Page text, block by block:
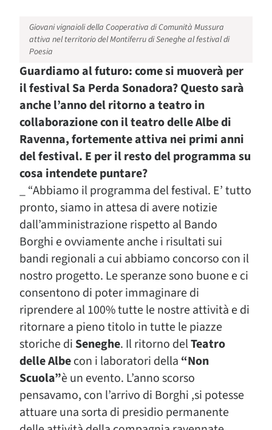
Giovani vignaioli della Cooperativa di Comunità Mussura
attiva nel territorio del Montiferru di Seneghe al festival di
Poesia
Guardiamo al futuro: come si muoverà per
il festival Sa Perda Sonadora? Questo sarà
anche l’anno del ritorno a teatro in
collaborazione con il teatro delle Albe di
Ravenna, fortemente attiva nei primi anni
del festival. E per il resto del programma su
cosa intendete puntare?
_ “Abbiamo il programma del festival. E’ tutto
pronto, siamo in attesa di avere notizie
dall’amministrazione rispetto al Bando
Borghi e ovviamente anche i risultati sui
bandi regionali a cui abbiamo concorso con il
nostro progetto. Le speranze sono buone e ci
consentono di poter immaginare di
riprendere al 100% tutte le nostre attività e di
ritornare a pieno titolo in tutte le piazze
storiche di Seneghe. Il ritorno delTeatro
delle Albecon i laboratori della “Non
Scuola”è un evento. L’anno scorso
pensavamo, con l’arrivo di Borghi ,si potesse
attuare una sorta di presidio permanente